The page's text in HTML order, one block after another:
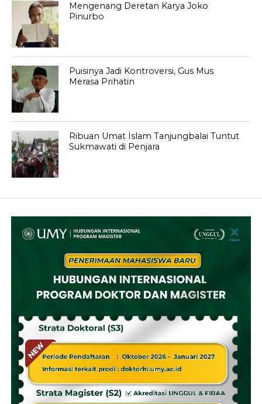
Mengenang Deretan Karya Joko
Pinurbo
Puisinya Jadi Kontroversi, Gus Mus
Merasa Prihatin
Ribuan Umat Islam Tanjungbalai Tuntut
Sukmawati di Penjara